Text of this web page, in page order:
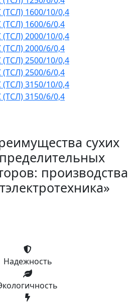
1600/10/0,4
1600/6/0,4
2000/10/0,4
2000/6/0,4
2500/10/0,4
2500/6/0,4
3150/10/0,4
3150/6/0,4
сухих
производства
Надежность